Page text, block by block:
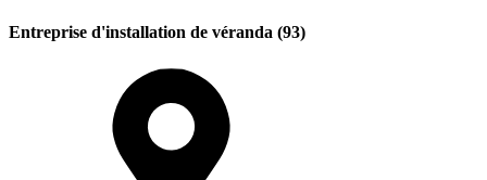
Entreprise d'installation de véranda (93)